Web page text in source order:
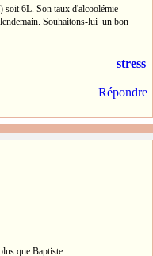
soit 6L. Son taux d'alcoolémie
Souhaitons-lui un bon
stress
Répondre
que Baptiste.